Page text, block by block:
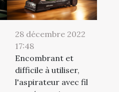
28 décembre 2022
17:48
Encombrant et
difficile à utiliser,
l'aspirateur avec fil